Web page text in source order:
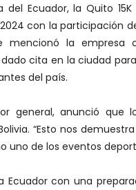
Ecuador, la Quito
con la participación
la empresa
cita en la ciudad
del país.
general, anunció
“Esto nos
uno de los eventos
Ecuador con una